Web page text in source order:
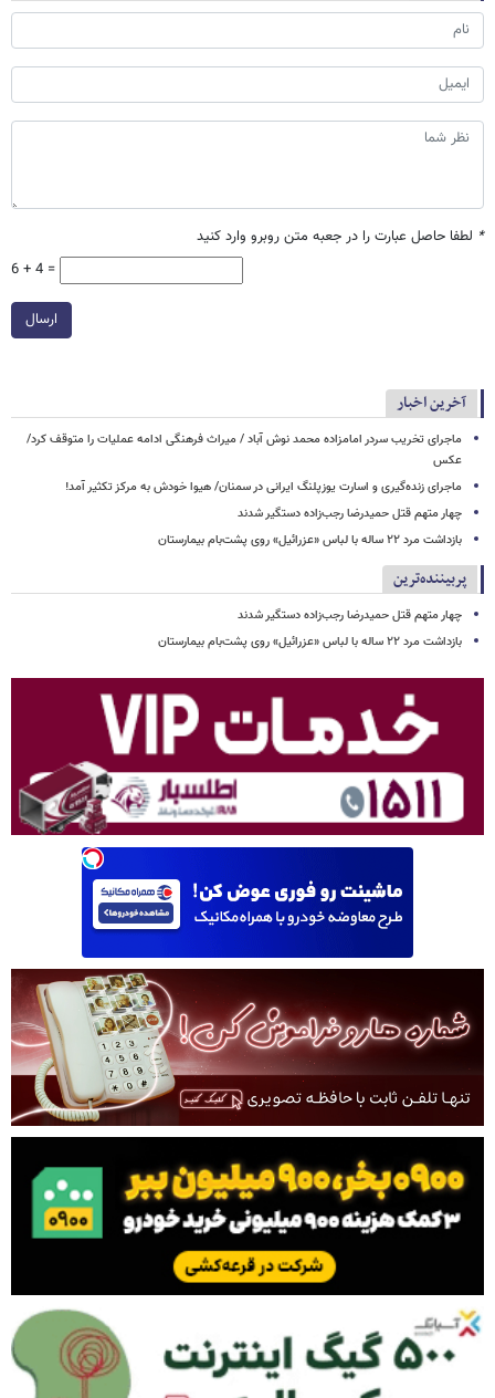
* لطفا حاصل عبارت را در جعبه متن روبرو وارد کنید
6 + 4 =
ارسال
آخرین اخبار
ماجرای تخریب سردر امامزاده محمد نوش ‌آباد / میراث فرهنگی ادامه عملیات را متوقف کرد/
عکس
ماجرای زنده‌گیری و اسارت یوزپلنگ ایرانی در سمنان/ هیوا خودش به مرکز تکثیر آمد!
چهار متهم قتل حمیدرضا رجب‌زاده دستگیر شدند
بازداشت مرد ۲۲ ساله با لباس «عزرائیل» روی پشت‌بام بیمارستان
پربیننده‌ترین
چهار متهم قتل حمیدرضا رجب‌زاده دستگیر شدند
بازداشت مرد ۲۲ ساله با لباس «عزرائیل» روی پشت‌بام بیمارستان